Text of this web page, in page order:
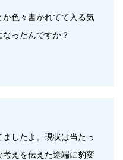
色々書かれてて入る気
ったんですか？
したよ。現状は当たっ
えを伝えた途端に豹変